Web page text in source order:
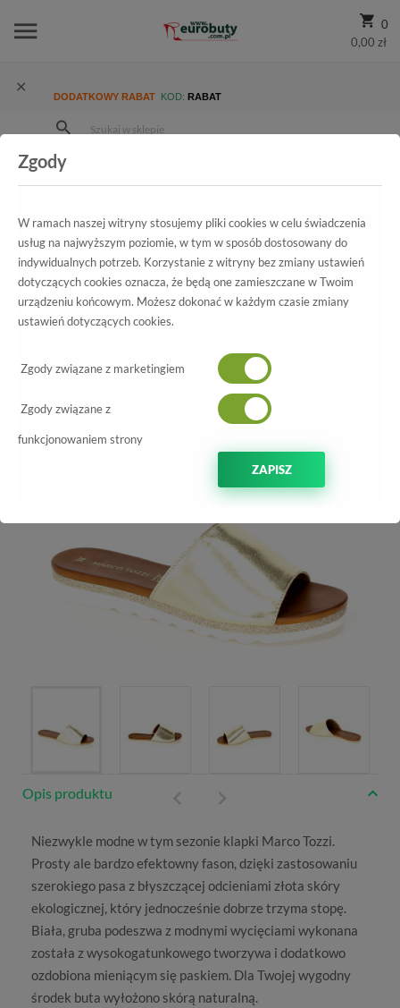
0
0,00 zł
DODATKOWY RABAT KOD: RABAT
Kolekcja damska
Klapki
Wszystkie produkty
2-27115-28 957 Platinum
Opis produktu
Niezwykle modne w tym sezonie klapki Marco Tozzi.
Prosty ale bardzo efektowny fason, dzięki zastosowaniu
szerokiego pasa z błyszczącej odcieniami złota skóry
ekologicznej, który jednocześnie dobrze trzyma stopę.
Biała, gruba podeszwa z modnymi wycięciami wykonana
została z wysokogatunkowego tworzywa i dodatkowo
ozdobiona mieniącym się paskiem. Dla Twojej wygodny
środek buta wyłożono skórą naturalną.
Zgody
W ramach naszej witryny stosujemy pliki cookies w celu świadczenia
usług na najwyższym poziomie, w tym w sposób dostosowany do
indywidualnych potrzeb. Korzystanie z witryny bez zmiany ustawień
dotyczących cookies oznacza, że będą one zamieszczane w Twoim
urządzeniu końcowym. Możesz dokonać w każdym czasie zmiany
ustawień dotyczących cookies.
Zgody związane z marketingiem
Zgody związane z
funkcjonowaniem strony
ZAPISZ